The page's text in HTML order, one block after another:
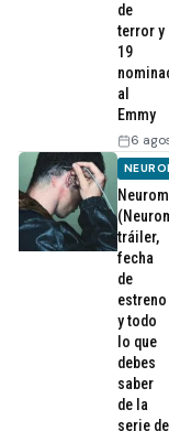
de
terror y
19
al
Emmy
6
tráiler,
fecha
de
estreno
y todo
lo que
debes
saber
de la
serie de